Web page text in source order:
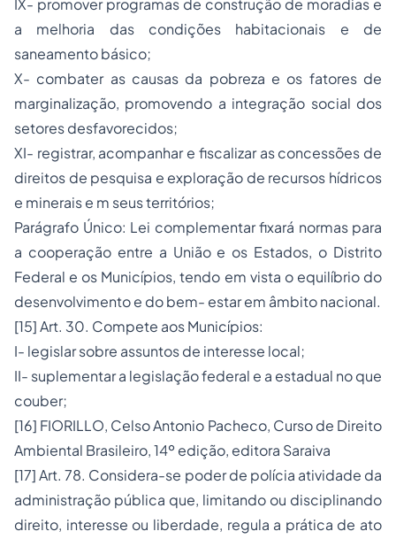
IX- promover programas de construção de moradias e
a melhoria das condições habitacionais e de
saneamento básico;
X- combater as causas da pobreza e os fatores de
marginalização, promovendo a integração social dos
setores desfavorecidos;
XI- registrar, acompanhar e fiscalizar as concessões de
direitos de pesquisa e exploração de recursos hídricos
e minerais e m seus territórios;
Parágrafo Único: Lei complementar fixará normas para
a cooperação entre a União e os Estados, o Distrito
Federal e os Municípios, tendo em vista o equilíbrio do
desenvolvimento e do bem- estar em âmbito nacional.
[15] Art. 30. Compete aos Municípios:
I- legislar sobre assuntos de interesse local;
II- suplementar a legislação federal e a estadual no que
couber;
[16] FIORILLO, Celso Antonio Pacheco, Curso de Direito
Ambiental Brasileiro, 14º edição, editora Saraiva
[17] Art. 78. Considera-se poder de polícia atividade da
administração pública que, limitando ou disciplinando
direito, interesse ou liberdade, regula a prática de ato